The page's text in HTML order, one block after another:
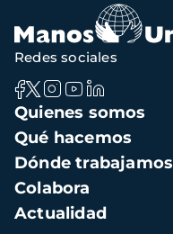
Navegación
principal
Quienes somos
Qué hacemos
Dónde trabajamos
Colabora
Actualidad
Redes sociales